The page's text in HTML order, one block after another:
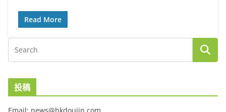
Read More
投稿